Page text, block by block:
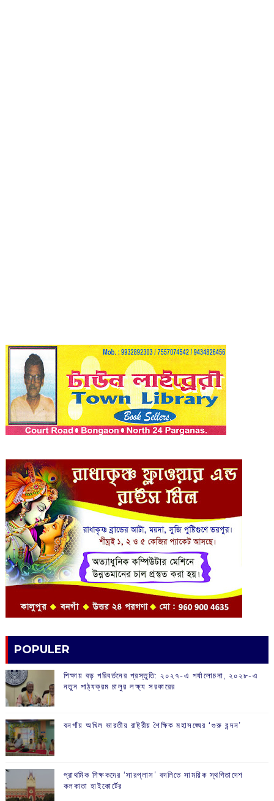
POPULER
শিক্ষায় বড় পরিবর্তনের প্রস্তুতি: ২০২৭-এ পর্যালোচনা, ২০২৮-এ
নতুন পাঠ্যক্রম চালুর লক্ষ্য সরকারের
বনগাঁয় অখিল ভারতীয় রাষ্ট্রীয় শৈক্ষিক মহাসঙ্ঘের ‘গুরু বন্দন’
প্রাথমিক শিক্ষকদের ‘সারপ্লাস’ বদলিতে সাময়িক স্থগিতাদেশ
কলকাতা হাইকোর্টের